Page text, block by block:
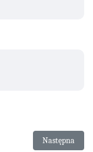
Następna
Następna